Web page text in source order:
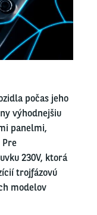
počas jeho
výhodnejšiu
panelmi,
230V, ktorá
trojfázovú
modelov
auta.